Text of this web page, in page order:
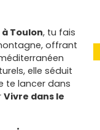
Toulon, tu fais
offrant
elle séduit
te lancer dans
Vivre dans le